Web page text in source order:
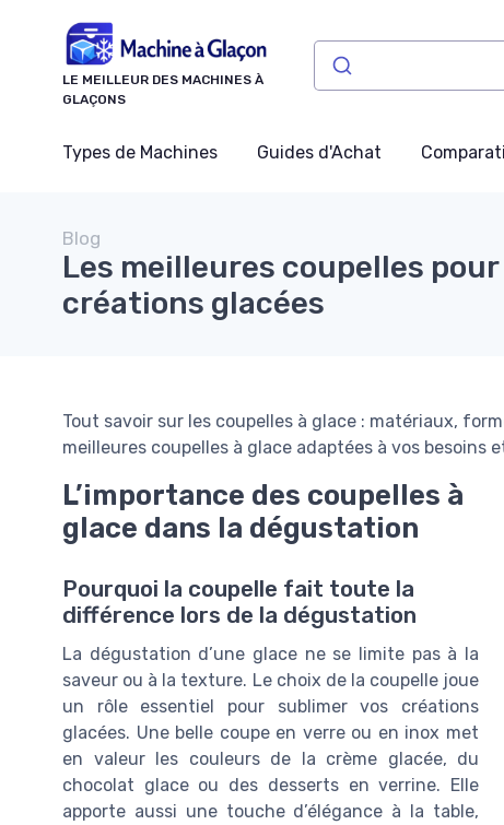
LE MEILLEUR DES MACHINES À
GLAÇONS
Types de Machines Guides d'Achat
Blog
Les meilleures coupelles
créations glacées
Tout savoir sur les coupelles à glace : matériaux,
meilleures coupelles à glace adaptées à vos besoins
L’importance des coupelles à
glace dans la dégustation
Pourquoi la coupelle fait toute la
différence lors de la dégustation
La dégustation d’une glace ne se limite pas à la
saveur ou à la texture. Le choix de la coupelle joue
un rôle essentiel pour sublimer vos créations
glacées. Une belle coupe en verre ou en inox met
en valeur les couleurs de la crème glacée, du
chocolat glace ou des desserts en verrine. Elle
apporte aussi une touche d’élégance à la table,